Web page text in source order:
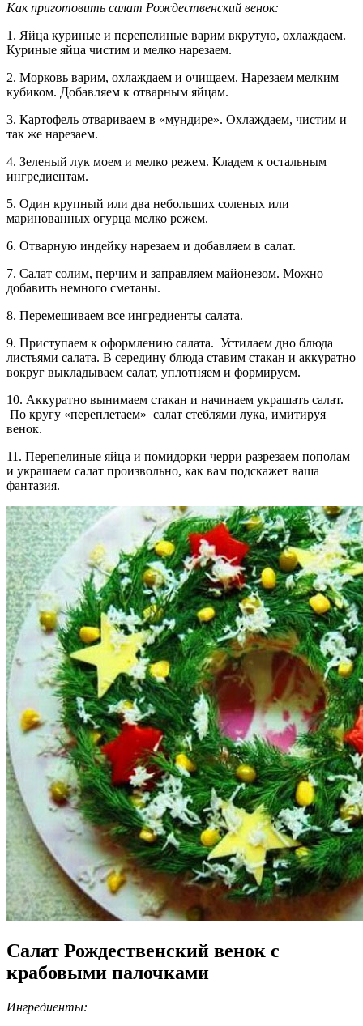
Как приготовить салат Рождественский венок:
1. Яйца куриные и перепелиные варим вкрутую, охлаждаем.
Куриные яйца чистим и мелко нарезаем.
2. Морковь варим, охлаждаем и очищаем. Нарезаем мелким
кубиком. Добавляем к отварным яйцам.
3. Картофель отвариваем в «мундире». Охлаждаем, чистим и
так же нарезаем.
4. Зеленый лук моем и мелко режем. Кладем к остальным
ингредиентам.
5. Один крупный или два небольших соленых или
маринованных огурца мелко режем.
6. Отварную индейку нарезаем и добавляем в салат.
7. Салат солим, перчим и заправляем майонезом. Можно
добавить немного сметаны.
8. Перемешиваем все ингредиенты салата.
9. Приступаем к оформлению салата. Устилаем дно блюда
листьями салата. В середину блюда ставим стакан и аккуратно
вокруг выкладываем салат, уплотняем и формируем.
10. Аккуратно вынимаем стакан и начинаем украшать салат.
По кругу «переплетаем» салат стеблями лука, имитируя
венок.
11. Перепелиные яйца и помидорки черри разрезаем пополам
и украшаем салат произвольно, как вам подскажет ваша
фантазия.
Салат Рождественский венок с
крабовыми палочками
Ингредиенты: